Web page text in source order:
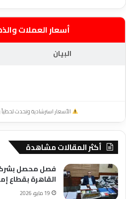
أسعار العملات
البيان
الأسعار استرشادية وتحدث لحظياً
أكثر المقالات مشاهدة
فصل محصل
القاهرة بقطاع
19 مايو، 2026